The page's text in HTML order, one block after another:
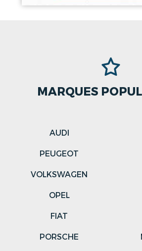
MARQUES
AUDI
PEUGEOT
VOLKSWAGEN
OPEL
FIAT
PORSCHE